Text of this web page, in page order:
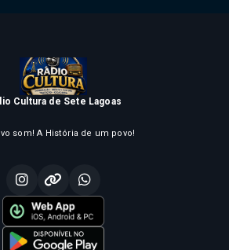
Cultura de Sete Lagoas
som! A História de um povo!